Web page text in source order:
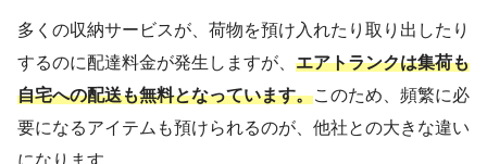
多くの収納サービスが、荷物を預け入れたり取り出したり
するのに配達料金が発生しますが、 エアトランクは集荷も
自宅への配送も無料となっています。このため、頻繁に必
要になるアイテムも預けられるのが、他社との大きな違い
になります。